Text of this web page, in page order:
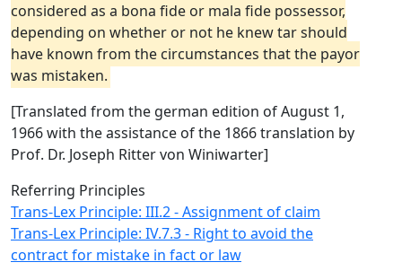
considered as a bona fide or mala fide possessor,
depending on whether or not he knew tar should
have known from the circumstances that the payor
was mistaken.
[Translated from the german edition of August 1,
1966 with the assistance of the 1866 translation by
Prof. Dr. Joseph Ritter von Winiwarter]
Referring Principles
Trans-Lex Principle: III.2 - Assignment of claim
Trans-Lex Principle: IV.7.3 - Right to avoid the
contract for mistake in fact or law